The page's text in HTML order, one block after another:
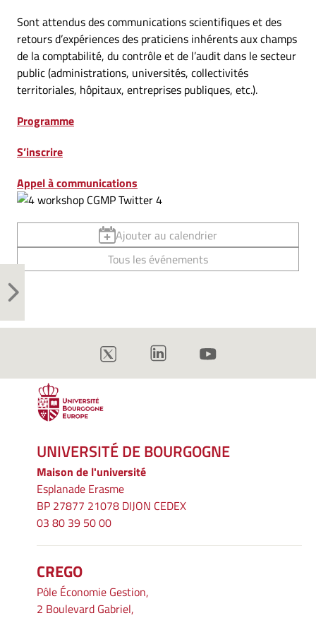
Sont attendus des communications scientifiques et des
retours d’expériences des praticiens inhérents aux champs
de la comptabilité, du contrôle et de l’audit dans le secteur
public (administrations, universités, collectivités
territoriales, hôpitaux, entreprises publiques, etc.).
Programme
S’inscrire
Appel à communications
Ajouter au calendrier
Tous les événements
UNIVERSITÉ DE BOURGOGNE
Maison de l'université
Esplanade Erasme
BP 27877 21078 DIJON CEDEX
03 80 39 50 00
CREGO
Pôle Économie Gestion,
2 Boulevard Gabriel,